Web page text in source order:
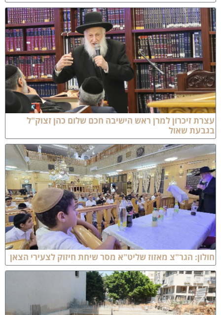
זיכרון למרן ראש הישיבה חכם שלום כהן זצוק"ל
שאול
הגר"צ מאזוז שליט"א מסר שיחת חיזוק לצעירי הצאן